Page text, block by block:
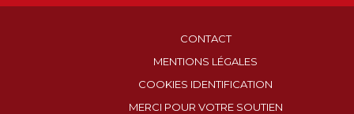
CONTACT
MENTIONS LÉGALES
COOKIES IDENTIFICATION
MERCI POUR VOTRE SOUTIEN